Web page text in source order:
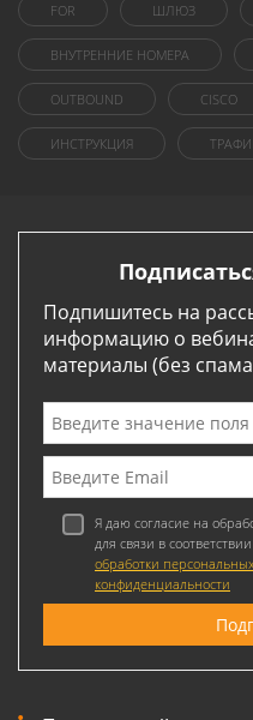
FOR ШЛЮЗ
ВНУТРЕННИЕ НОМЕРА
OUTBOUND CISCO
ИНСТРУКЦИЯ
Подпишитесь на
информацию о
материалы (без
Я даю согласие на
для связи в
обработки
конфиденциальности